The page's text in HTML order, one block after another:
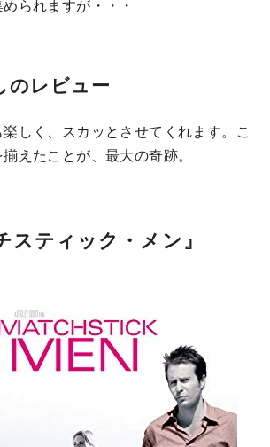
られますが・・・
のレビュー
しく、スカッとさせてくれます。こ
えたことが、最大の奇跡。
スティック・メン』